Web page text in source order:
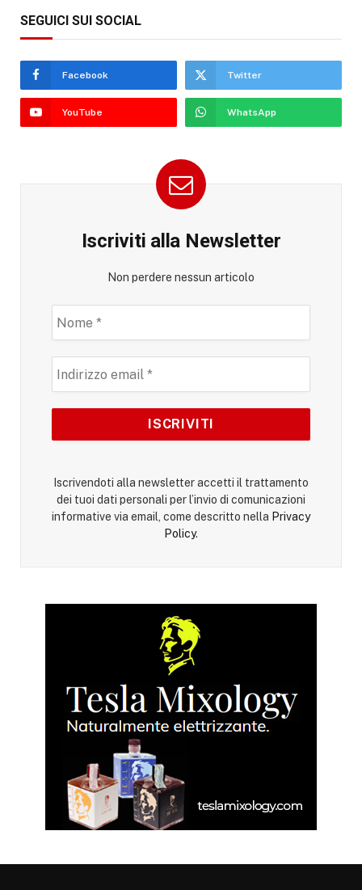
SEGUICI SUI SOCIAL
Facebook Twitter
YouTube WhatsApp
Iscriviti alla Newsletter
Non perdere nessun articolo
Iscrivendoti alla newsletter accetti il trattamento
dei tuoi dati personali per l’invio di comunicazioni
informative via email, come descritto nella Privacy
Policy.